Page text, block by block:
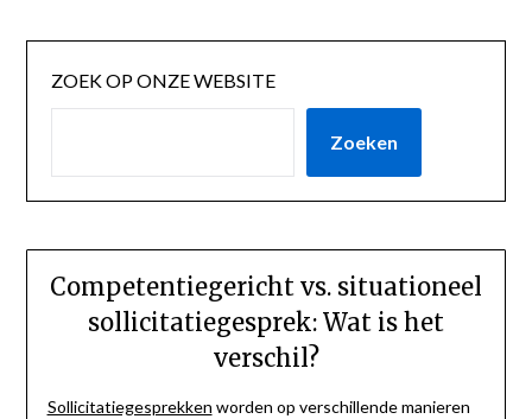
ZOEK OP ONZE WEBSITE
Zoeken
Competentiegericht vs. situationeel
sollicitatiegesprek: Wat is het
verschil?
Sollicitatiegesprekken worden op verschillende manieren